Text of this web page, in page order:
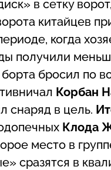
в сетку
китайцев
когда
получили
бросил по
Корбан
снаряд в цель.
Клода
место в
сразятся в